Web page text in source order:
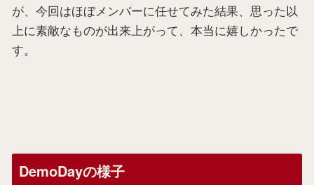
が、今回はほぼメンバーに任せてみた結果、思った以
上に素敵なものが出来上がって、本当に嬉しかったで
す。
DemoDayの様子